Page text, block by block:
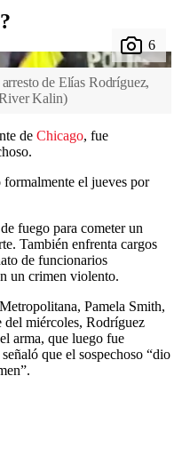
de Elías Rodríguez,
Kalin)
de Chicago, fue
el jueves por
fuego para cometer un
También enfrenta cargos
de funcionarios
un crimen violento.
Pamela Smith,
del miércoles, Rodríguez
arma, que luego fue
que el sospechoso “dio